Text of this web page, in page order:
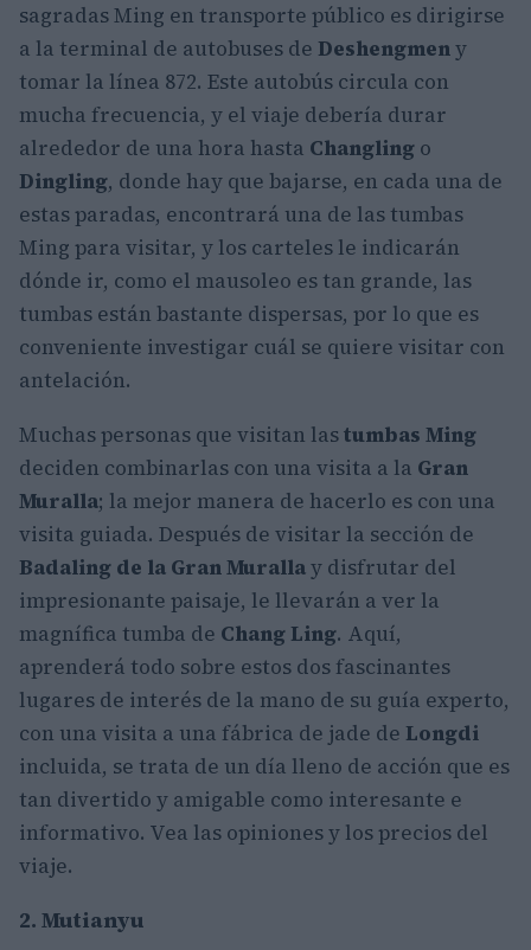
sagradas Ming en transporte público es dirigirse
a la terminal de autobuses de Deshengmeny
tomar la línea 872. Este autobús circula con
mucha frecuencia, y el viaje debería durar
alrededor de una hora hasta Changling o
Dingling, donde hay que bajarse, en cada una de
estas paradas, encontrará una de las tumbas
Ming para visitar, y los carteles le indicarán
dónde ir, como el mausoleo es tan grande, las
tumbas están bastante dispersas, por lo que es
conveniente investigar cuál se quiere visitar con
antelación.
Muchas personas que visitan lastumbas Ming
deciden combinarlas con una visita a la Gran
Muralla; la mejor manera de hacerlo es con una
visita guiada. Después de visitar la sección de
Badaling de la Gran Murallay disfrutar del
impresionante paisaje, le llevarán a ver la
magnífica tumba de Chang Ling. Aquí,
aprenderá todo sobre estos dos fascinantes
lugares de interés de la mano de su guía experto,
con una visita a una fábrica de jade de Longdi
incluida, se trata de un día lleno de acción que es
tan divertido y amigable como interesante e
informativo. Vea las opiniones y los precios del
viaje.
2. Mutianyu